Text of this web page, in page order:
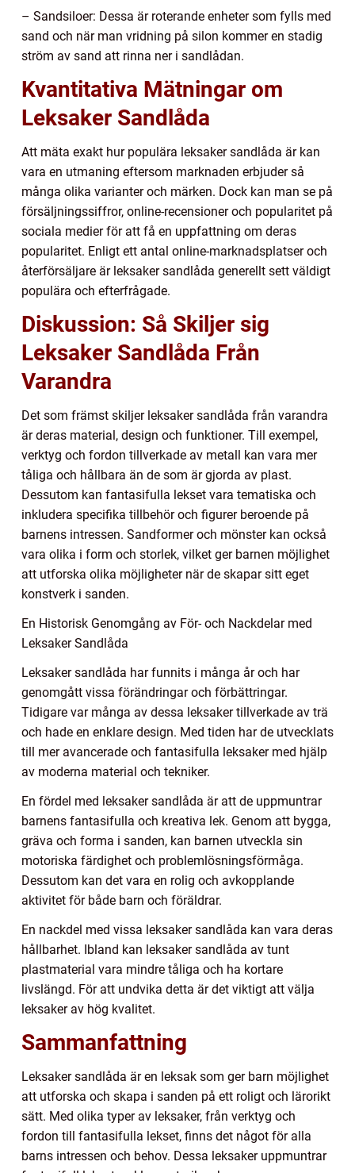
– Sandsiloer: Dessa är roterande enheter som fylls med
sand och när man vridning på silon kommer en stadig
ström av sand att rinna ner i sandlådan.
Kvantitativa Mätningar om
Leksaker Sandlåda
Att mäta exakt hur populära leksaker sandlåda är kan
vara en utmaning eftersom marknaden erbjuder så
många olika varianter och märken. Dock kan man se på
försäljningssiffror, online-recensioner och popularitet på
sociala medier för att få en uppfattning om deras
popularitet. Enligt ett antal online-marknadsplatser och
återförsäljare är leksaker sandlåda generellt sett väldigt
populära och efterfrågade.
Diskussion: Så Skiljer sig
Leksaker Sandlåda Från
Varandra
Det som främst skiljer leksaker sandlåda från varandra
är deras material, design och funktioner. Till exempel,
verktyg och fordon tillverkade av metall kan vara mer
tåliga och hållbara än de som är gjorda av plast.
Dessutom kan fantasifulla lekset vara tematiska och
inkludera specifika tillbehör och figurer beroende på
barnens intressen. Sandformer och mönster kan också
vara olika i form och storlek, vilket ger barnen möjlighet
att utforska olika möjligheter när de skapar sitt eget
konstverk i sanden.
En Historisk Genomgång av För- och Nackdelar med
Leksaker Sandlåda
Leksaker sandlåda har funnits i många år och har
genomgått vissa förändringar och förbättringar.
Tidigare var många av dessa leksaker tillverkade av trä
och hade en enklare design. Med tiden har de utvecklats
till mer avancerade och fantasifulla leksaker med hjälp
av moderna material och tekniker.
En fördel med leksaker sandlåda är att de uppmuntrar
barnens fantasifulla och kreativa lek. Genom att bygga,
gräva och forma i sanden, kan barnen utveckla sin
motoriska färdighet och problemlösningsförmåga.
Dessutom kan det vara en rolig och avkopplande
aktivitet för både barn och föräldrar.
En nackdel med vissa leksaker sandlåda kan vara deras
hållbarhet. Ibland kan leksaker sandlåda av tunt
plastmaterial vara mindre tåliga och ha kortare
livslängd. För att undvika detta är det viktigt att välja
leksaker av hög kvalitet.
Sammanfattning
Leksaker sandlåda är en leksak som ger barn möjlighet
att utforska och skapa i sanden på ett roligt och lärorikt
sätt. Med olika typer av leksaker, från verktyg och
fordon till fantasifulla lekset, finns det något för alla
barns intressen och behov. Dessa leksaker uppmuntrar